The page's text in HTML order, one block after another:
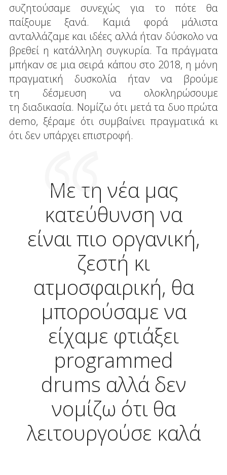
συζητούσαμε συνεχώς για το πότε θα
παίξουμε ξανά. Καμιά φορά μάλιστα
ανταλλάζαμε και ιδέες αλλά ήταν δύσκολο να
βρεθεί η κατάλληλη συγκυρία. Τα πράγματα
μπήκαν σε μια σειρά κάπου στο 2018, η μόνη
πραγματική δυσκολία ήταν να βρούμε
τη δέσμευση να ολοκληρώσουμε
τη διαδικασία. Νομίζω ότι μετά τα δυο πρώτα
demo, ξέραμε ότι συμβαίνει πραγματικά κι
ότι δεν υπάρχει επιστροφή.
Με τη νέα μας
κατεύθυνση να
είναι πιο οργανική,
ζεστή κι
ατμοσφαιρική, θα
μπορούσαμε να
είχαμε φτιάξει
programmed
drums αλλά δεν
νομίζω ότι θα
λειτουργούσε καλά